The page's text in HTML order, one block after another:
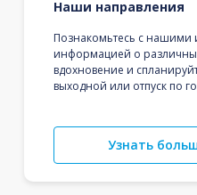
Наши направления
Познакомьтесь с нашими
информацией о
вдохновение и
выходной или отпуск по
Узнать